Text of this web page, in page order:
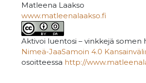
Matleena Laakso
www.matleenalaakso.fi
Aktivoi luentosi – vinkkejä
Nimeä-JaaSamoin 4.0
osoitteessa http://